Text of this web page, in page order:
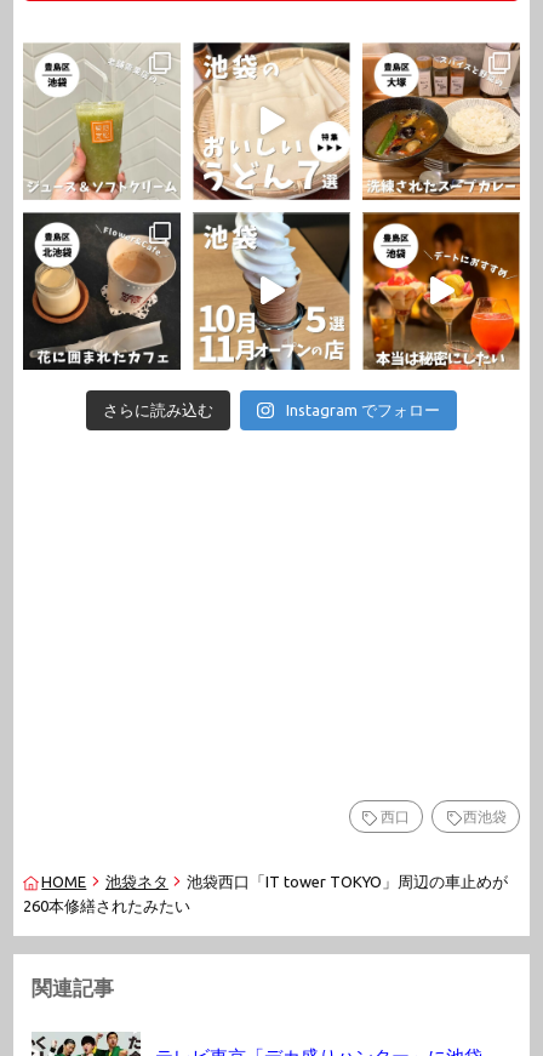
さらに読み込む Instagram でフォロー
西口 西池袋
HOME 池袋ネタ
池袋西口「IT tower TOKYO」周辺の車止めが
260本修繕されたみたい
関連記事